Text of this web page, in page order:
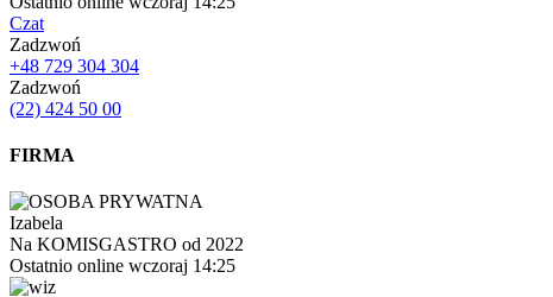
Czat
Zadzwoń
+48 729 304 304
Zadzwoń
(22) 424 50 00
FIRMA
Izabela
Na KOMISGASTRO od 2022
Ostatnio online wczoraj 14:25